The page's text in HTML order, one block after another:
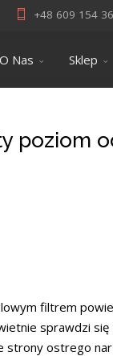
+48 609 154
O Nas Sklep
poziom
filtrem
sprawdzi się
ostrego